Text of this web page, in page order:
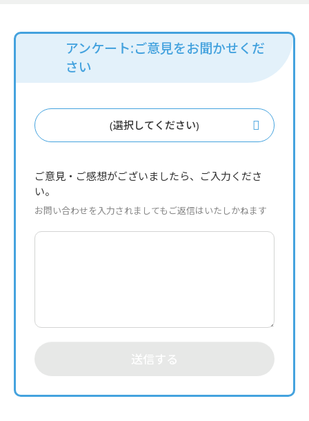
アンケート:ご意見をお聞かせくだ
さい
(選択してください)
ご意見・ご感想がございましたら、ご入力くださ
い。
お問い合わせを入力されましてもご返信はいたしかねます
送信する